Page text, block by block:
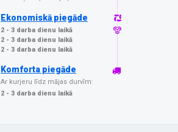
Ekonomiskā piegāde
2 - 3 darba dienu laikā
2 - 3 darba dienu laikā
2 - 3 darba dienu laikā
Komforta piegāde
Ar kurjeru līdz mājas durvīm:
2 - 3 darba dienu laikā